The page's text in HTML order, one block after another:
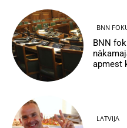
BNN
BNN
apmest
LATVIJA